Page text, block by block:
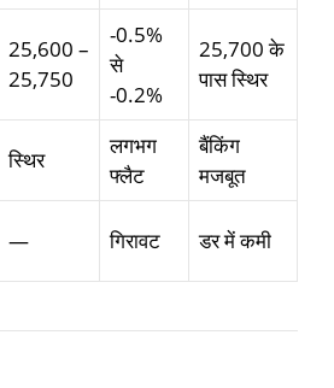
25,600 –
25,750
-0.5%
से
-0.2%
25,700 के
पास स्थिर
स्थिर
लगभग
फ्लैट
बैंकिंग
मजबूत
— गिरावट डर में कमी